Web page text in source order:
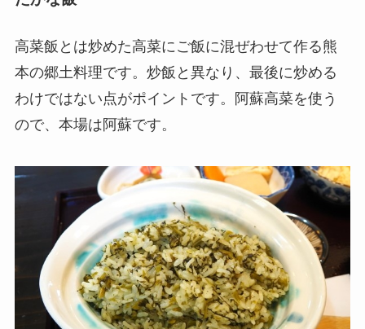
高菜飯とは炒めた高菜にご飯に混ぜわせて作る熊
本の郷土料理です。炒飯と異なり、最後に炒める
わけではない点がポイントです。阿蘇高菜を使う
ので、本場は阿蘇です。